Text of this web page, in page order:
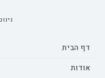
דף הבית
אודות